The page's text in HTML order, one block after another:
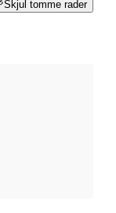
Skjul tomme rader